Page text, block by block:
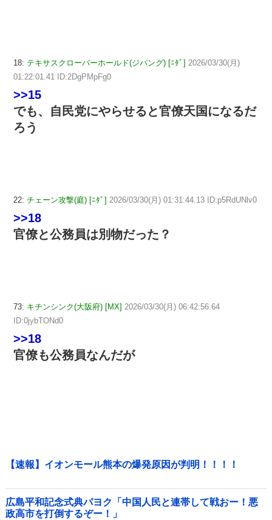
18: テキサスクローバーホールド(ジパング) [ﾆﾀﾞ] 2026/03/30(月)
01:22:01.41 ID:2DgPMpFg0
>>15
でも、自民党にやらせると官僚天国になるだ
ろう
22: チェーン攻撃(庭) [ﾆﾀﾞ] 2026/03/30(月) 01:31:44.13 ID:p5RdUNlv0
>>18
官僚と公務員は別物だった？
73: キチンシンク(大阪府) [MX] 2026/03/30(月) 06:42:56.64
ID:0jybTONd0
>>18
官僚も公務員なんだが
【速報】イオンモール熊本の爆発原因が判明！！！！
広島平和記念式典パヨク「中国人民と連帯して戦おー！悪
政高市を打倒するぞー！」